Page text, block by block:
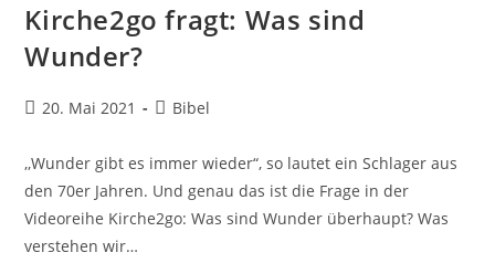
Kirche2go fragt: Was sind
Wunder?
Beitrag
20. Mai 2021
Beitrags-
Bibel
,,Wunder gibt es immer wieder“, so lautet ein Schlager aus
den 70er Jahren. Und genau das ist die Frage in der
Videoreihe Kirche2go: Was sind Wunder überhaupt? Was
verstehen wir…